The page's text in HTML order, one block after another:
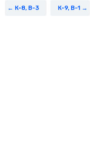
К-8, В-3 К-9, В-1